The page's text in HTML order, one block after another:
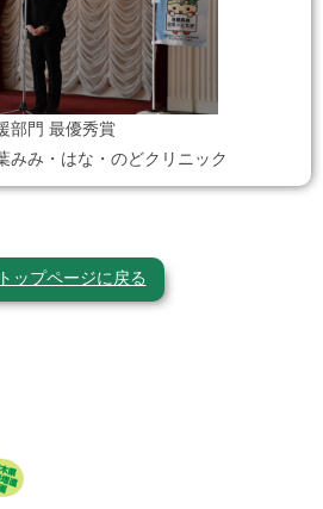
最優秀賞
みみ・はな・のどクリニック
トップページに戻る